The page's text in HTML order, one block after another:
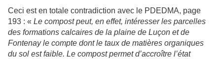
Ceci est en totale contradiction avec le PDEDMA, page
193 : « Le compost peut, en effet, intéresser les parcelles
des formations calcaires de la plaine de Luçon et de
Fontenay le compte dont le taux de matières organiques
du sol est faible. Le compost permet d’accroître l’état